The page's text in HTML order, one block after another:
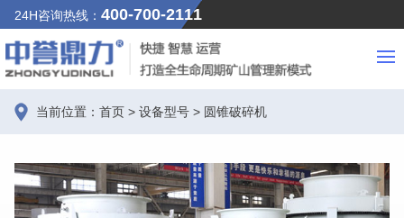
24H咨询热线： 400-700-2111
当前位置： 首页 > 设备型号 > 圆锥破碎机